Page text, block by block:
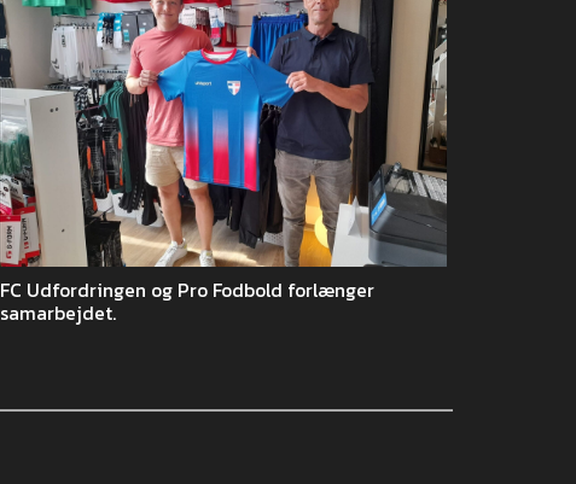
FC Udfordringen og Pro Fodbold forlænger
samarbejdet.